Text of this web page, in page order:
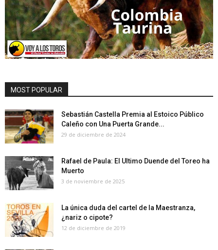
MOST POPULAR
Sebastián Castella Premia al Estoico Público
Caleño con Una Puerta Grande...
29 de diciembre de 2024
Rafael de Paula: El Ultimo Duende del Toreo ha
Muerto
3 de noviembre de 2025
La única duda del cartel de la Maestranza,
¿nariz o cipote?
12 de diciembre de 2019